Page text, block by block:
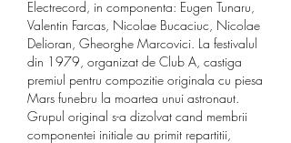
Electrecord, in componenta: Eugen Tunaru,
Valentin Farcas, Nicolae Bucaciuc, Nicolae
Delioran, Gheorghe Marcovici. La festivalul
din 1979, organizat de Club A, castiga
premiul pentru compozitie originala cu piesa
Mars funebru la moartea unui astronaut.
Grupul original s-a dizolvat cand membrii
componentei initiale au primit repartitii,